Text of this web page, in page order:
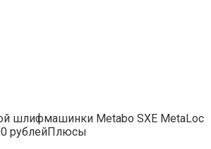
шлифмашинки Metabo SXE MetaLoc
рублейПлюсы